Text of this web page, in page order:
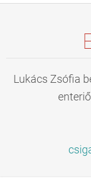
Lukács Zsófia